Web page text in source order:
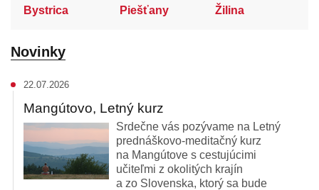
Bystrica
Piešťany
Žilina
Novinky
Mangútovo, Letný kurz
22.07.2026
Srdečne vás pozývame na Letný
prednáškovo-meditačný kurz
na Mangútove s cestujúcimi
učiteľmi z okolitých krajín
a zo Slovenska, ktorý sa bude